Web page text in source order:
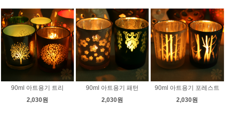
90ml 아트용기 트리
2,030원
90ml 아트용기 패턴
2,030원
90ml 아트용기 포레스트
2,030원